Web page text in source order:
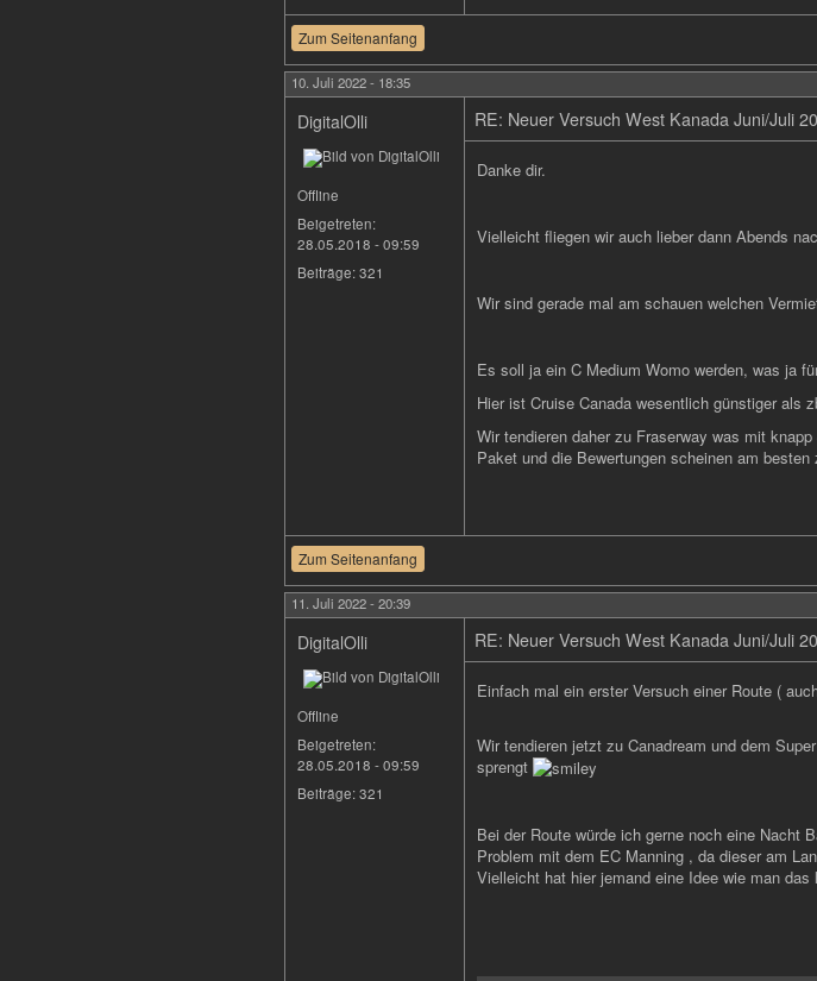
Zum Seitenanfang
10. Juli 2022 - 18:35
DigitalOlli
Offline
Beigetreten:
28.05.2018 - 09:59
Beiträge:321
RE: Neuer Versuch West Kanada Juni/Juli
Danke dir.
Vielleicht fliegen wir auch lieber dann Abends
Wir sind gerade mal am schauen welchen
Es soll ja ein C Medium Womo werden, was ja
Hier ist Cruise Canada wesentlich günstiger als
Wir tendieren daher zu Fraserway was mit
Paket und die Bewertungen scheinen am besten
Zum Seitenanfang
11. Juli 2022 - 20:39
DigitalOlli
Offline
Beigetreten:
28.05.2018 - 09:59
Beiträge:321
RE: Neuer Versuch West Kanada Juni/Juli
Einfach mal ein erster Versuch einer Route (
Wir tendieren jetzt zu Canadream und dem
sprengt
Bei der Route würde ich gerne noch eine Nacht
Problem mit dem EC Manning , da dieser am
Vielleicht hat hier jemand eine Idee wie man das